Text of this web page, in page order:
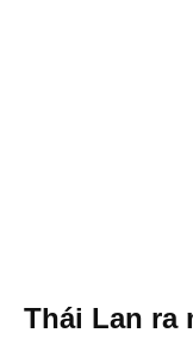
Thái Lan ra